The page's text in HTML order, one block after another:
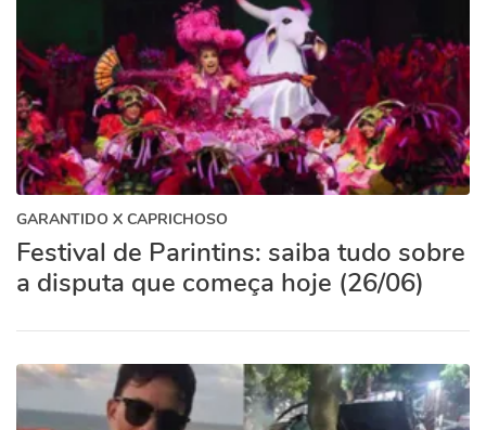
GARANTIDO X CAPRICHOSO
Festival de Parintins: saiba tudo sobre
a disputa que começa hoje (26/06)